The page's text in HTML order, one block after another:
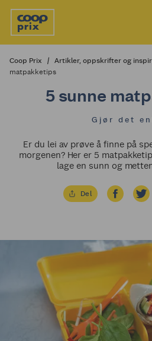
Coop Prix Artikler, oppskrifter og
matpakketips
5 sunne
Gjør det
Er du lei av prøve å finne på
morgenen? Her er 5
lage en sunn og
Del